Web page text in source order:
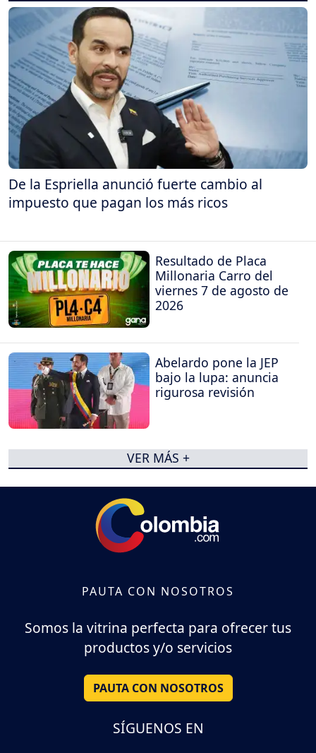
De la Espriella anunció fuerte cambio al
impuesto que pagan los más ricos
Resultado de Placa
Millonaria Carro del
viernes 7 de agosto de
2026
Abelardo pone la JEP
bajo la lupa: anuncia
rigurosa revisión
VER MÁS +
PAUTA CON NOSOTROS
Somos la vitrina perfecta para ofrecer tus
productos y/o servicios
PAUTA CON NOSOTROS
SÍGUENOS EN